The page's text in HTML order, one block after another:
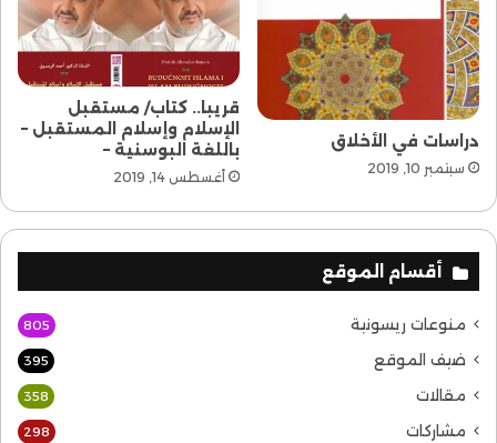
دراسات في الأخلاق
سبتمبر 10, 2019
قريبا.. كتاب/ مستقبل
الإسلام وإسلام المستقبل –
باللغة البوسنية –
أغسطس 14, 2019
أقسام الموقع
منوعات ريسونية 805
ضيف الموقع 395
مقالات 358
مشاركات 298